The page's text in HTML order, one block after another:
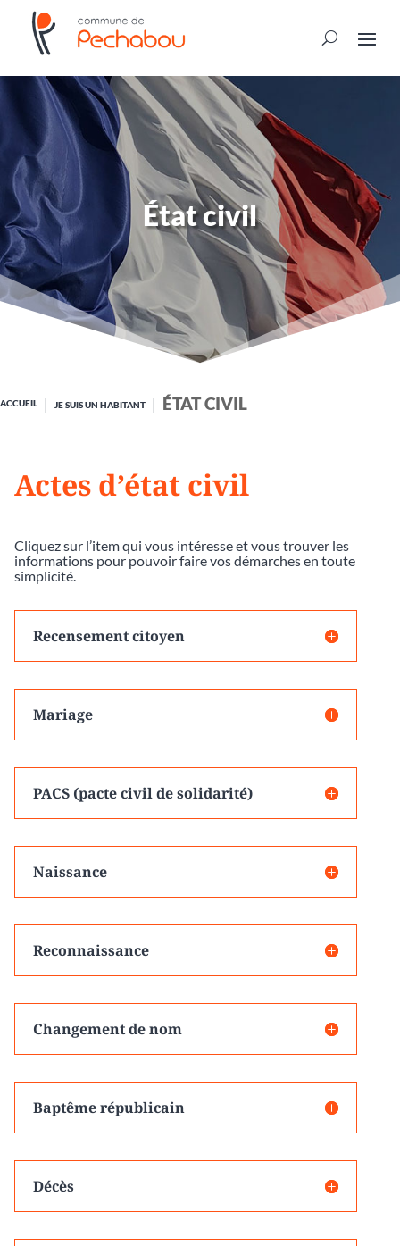
État civil
ACCUEIL JE SUIS UN HABITANT ÉTAT CIVIL
Actes d’état civil
Cliquez sur l’item qui vous intéresse et vous trouver les
informations pour pouvoir faire vos démarches en toute
simplicité.
Recensement citoyen
Mariage
PACS (pacte civil de solidarité)
Naissance
Reconnaissance
Changement de nom
Baptême républicain
Décès